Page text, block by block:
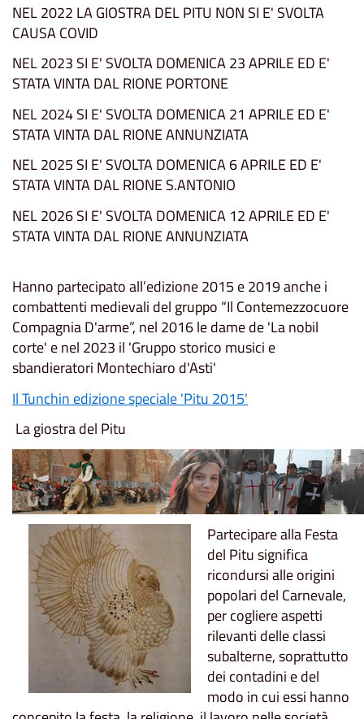
NEL 2022 LA GIOSTRA DEL PITU NON SI E' SVOLTA
CAUSA COVID
NEL 2023 SI E' SVOLTA DOMENICA 23 APRILE ED E'
STATA VINTA DAL RIONE PORTONE
NEL 2024 SI E' SVOLTA DOMENICA 21 APRILE ED E'
STATA VINTA DAL RIONE ANNUNZIATA
NEL 2025 SI E' SVOLTA DOMENICA 6 APRILE ED E'
STATA VINTA DAL RIONE S.ANTONIO
NEL 2026 SI E' SVOLTA DOMENICA 12 APRILE ED E'
STATA VINTA DAL RIONE ANNUNZIATA
Hanno partecipato all’edizione 2015 e 2019 anche i
combattenti medievali del gruppo “Il Contemezzocuore
Compagnia D'arme”, nel 2016 le dame de 'La nobil
corte' e nel 2023 il 'Gruppo storico musici e
sbandieratori Montechiaro d'Asti'
Il Tunchin edizione speciale 'Pitu 2015'
La giostra del Pitu
Partecipare alla Festa
del Pitu significa
ricondursi alle origini
popolari del Carnevale,
per cogliere aspetti
rilevanti delle classi
subalterne, soprattutto
dei contadini e del
modo in cui essi hanno